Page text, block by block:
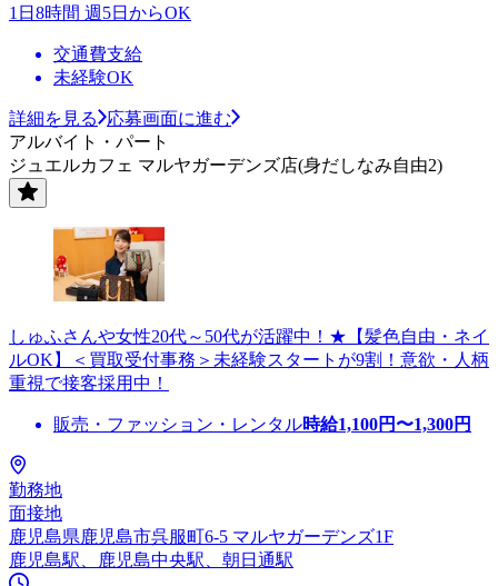
1日8時間 週5日からOK
交通費支給
未経験OK
詳細を見る
応募画面に進む
アルバイト・パート
ジュエルカフェ マルヤガーデンズ店(身だしなみ自由2)
しゅふさんや女性20代～50代が活躍中！★【髪色自由・ネイ
ルOK】＜買取受付事務＞未経験スタートが9割！意欲・人柄
重視で接客採用中！
販売・ファッション・レンタル時給1,100円〜1,300円
勤務地
面接地
鹿児島県鹿児島市呉服町6-5 マルヤガーデンズ1F
鹿児島駅、鹿児島中央駅、朝日通駅